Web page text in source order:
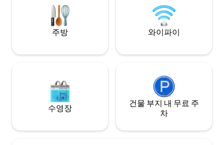
이 있습니다. 아얄라 몰, 피크닉 그로브 및
스카이 랜치까지 차로 가까운 거리
도보로 7~10분 거
주방 와이파이
수영장
건물 부지 내 무료 주
차